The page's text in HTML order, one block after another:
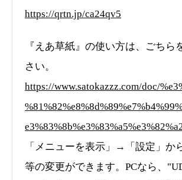
https://qrtn.jp/ca24qv5
『えあ草紙』の使い方は、ごちら
さい。
https://www.satokazzz.com/doc/
「メニューを表示」→「設定」か
等の変更ができます。PCなら、